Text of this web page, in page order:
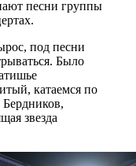
песни группы
под песни
Было
катаемся по
Бердников,
звезда